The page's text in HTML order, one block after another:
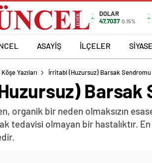
DOLAR
47,7037 0.15%
ASAYİŞ İLÇELER
Köşe Yazıları İrritabl (Huzursuz) Barsak Sendromu
Barsak
organik bir neden olmaksızın
tedavisi olmayan bir hastalıktır.